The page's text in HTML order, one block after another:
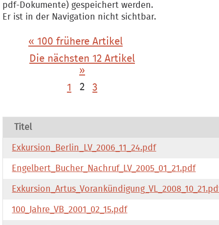
pdf-Dokumente) gespeichert werden.
Er ist in der Navigation nicht sichtbar.
« 100 frühere Artikel
Die nächsten 12 Artikel
»
1
2 3
Titel
Exkursion_Berlin_LV_2006_11_24.pdf
Engelbert_Bucher_Nachruf_LV_2005_01_21.pdf
100_Jahre_VB_2001_02_15.pdf